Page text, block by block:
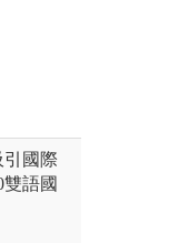
國際
語國